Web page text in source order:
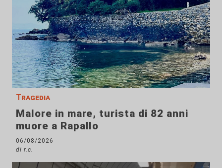
Tragedia
Malore in mare, turista di 82 anni
muore a Rapallo
06/08/2026
di r.c.